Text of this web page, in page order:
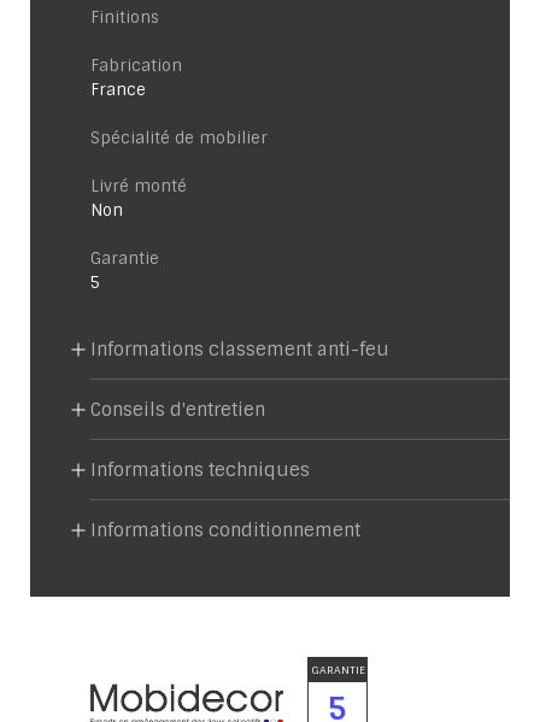
Finitions
Fabrication
France
Spécialité de mobilier
Livré monté
Non
garantie
5
Informations classement anti-feu
Conseils d'entretien
Informations techniques
Informations conditionnement
GARANTIE
5